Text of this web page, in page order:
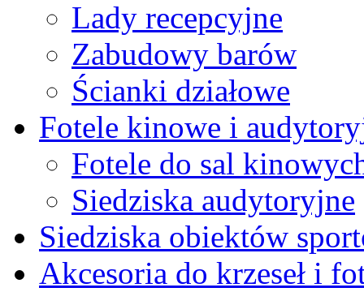
Lady recepcyjne
Zabudowy barów
Ścianki działowe
Fotele kinowe i
Fotele do sal
Siedziska audytoryjne
Siedziska obiektów
Akcesoria do krzeseł i